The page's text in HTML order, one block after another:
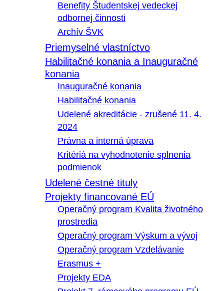
Benefity Študentskej vedeckej
odbornej činnosti
Archív ŠVK
Priemyselné vlastníctvo
Habilitačné konania a Inauguračné
konania
Inauguračné konania
Habilitačné konania
Udelené akreditácie - zrušené 11. 4.
2024
Právna a interná úprava
Kritériá na vyhodnotenie splnenia
podmienok
Udelené čestné tituly
Projekty financované EÚ
Operačný program Kvalita životného
prostredia
Operačný program Výskum a vývoj
Operačný program Vzdelávanie
Erasmus +
Projekty EDA